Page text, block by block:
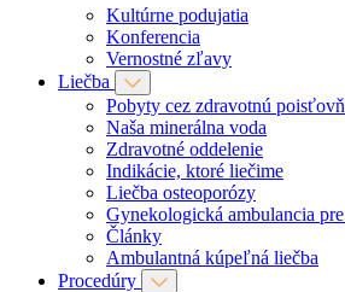
Kultúrne podujatia
Konferencia
Vernostné zľavy
Liečba
Pobyty cez zdravotnú
Naša minerálna voda
Zdravotné oddelenie
Indikácie, ktoré liečime
Liečba osteoporózy
Gynekologická ambulancia
Články
Ambulantná kúpeľná liečba
Procedúry